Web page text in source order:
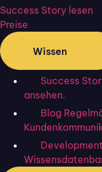
Success Story lesen
Preise
Wissen
Success
ansehen.
Blog
Vor der
ist der Alltag
2020 geprägt
von
bei
Gebäude-